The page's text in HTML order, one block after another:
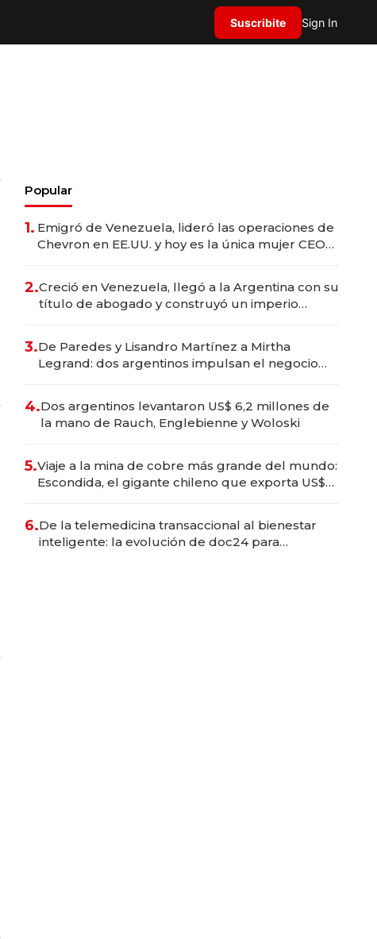
Suscribite Sign In
Popular
1. Emigró de Venezuela, lideró las operaciones de
Chevron en EE.UU. y hoy es la única mujer CEO
2.Creció en Venezuela, llegó a la Argentina con su
título de abogado y construyó un imperio
3.De Paredes y Lisandro Martínez a Mirtha
Legrand: dos argentinos impulsan el negocio
4.Dos argentinos levantaron US$ 6,2 millones de
la mano de Rauch, Englebienne y Woloski
5.Viaje a la mina de cobre más grande del mundo:
Escondida, el gigante chileno que exporta US$
6.De la telemedicina transaccional al bienestar
inteligente: la evolución de doc24 para